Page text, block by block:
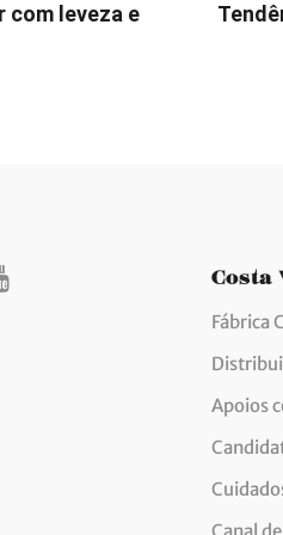
com leveza e
Costa
Fábrica
Apoios